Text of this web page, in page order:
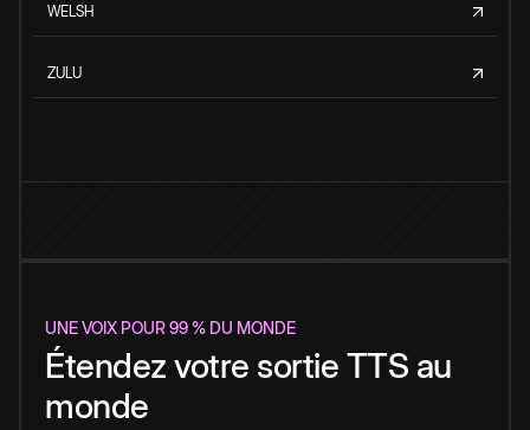
WELSH
ZULU
UNE VOIX POUR 99 % DU MONDE
Étendez votre sortie TTS au
monde